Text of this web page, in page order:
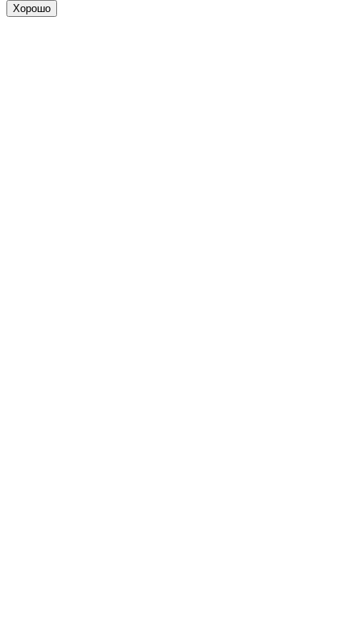
Хорошо